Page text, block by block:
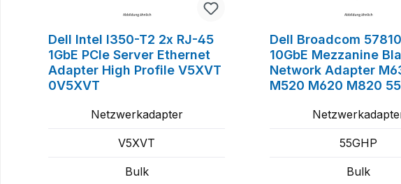
Dell Intel I350-T2 2x RJ-45
1GbE PCIe Server Ethernet
Adapter High Profile V5XVT
0V5XVT
Netzwerkadapter
V5XVT
Bulk
Dell Broadcom
10GbE Mezzanine
Network Adapter
M520 M620 M820
55GHP
Bulk